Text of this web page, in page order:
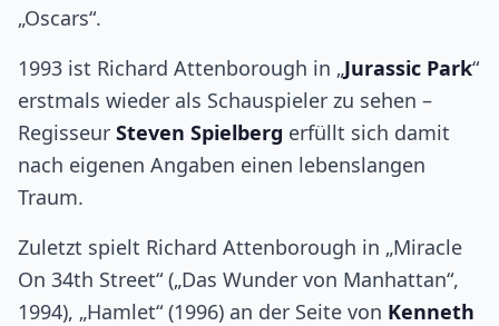
„Oscars“.
1993 ist Richard Attenborough in „Jurassic Park“
erstmals wieder als Schauspieler zu sehen –
Regisseur Steven Spielberg erfüllt sich damit
nach eigenen Angaben einen lebenslangen
Traum.
Zuletzt spielt Richard Attenborough in „Miracle
On 34th Street“ („Das Wunder von Manhattan“,
1994), „Hamlet“ (1996) an der Seite von Kenneth